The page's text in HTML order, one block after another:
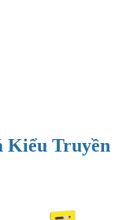
Kiểu Truyền